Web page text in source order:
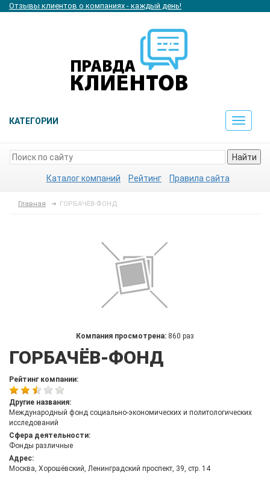
Отзывы клиентов о компаниях - каждый день!
КАТЕГОРИИ
Toggle
Найти
Каталог компаний Рейтинг Правила сайта
Главная ГОРБАЧЁВ-ФОНД
Компания просмотрена: 860 раз
ГОРБАЧЁВ-ФОНД
Рейтинг компании:
Другие названия:
Международный фонд социально-экономических и политологических
исследований
Сфера деятельности:
Фонды различные
Адрес:
Москва, Хорошёвский, Ленинградский проспект, 39, стр. 14